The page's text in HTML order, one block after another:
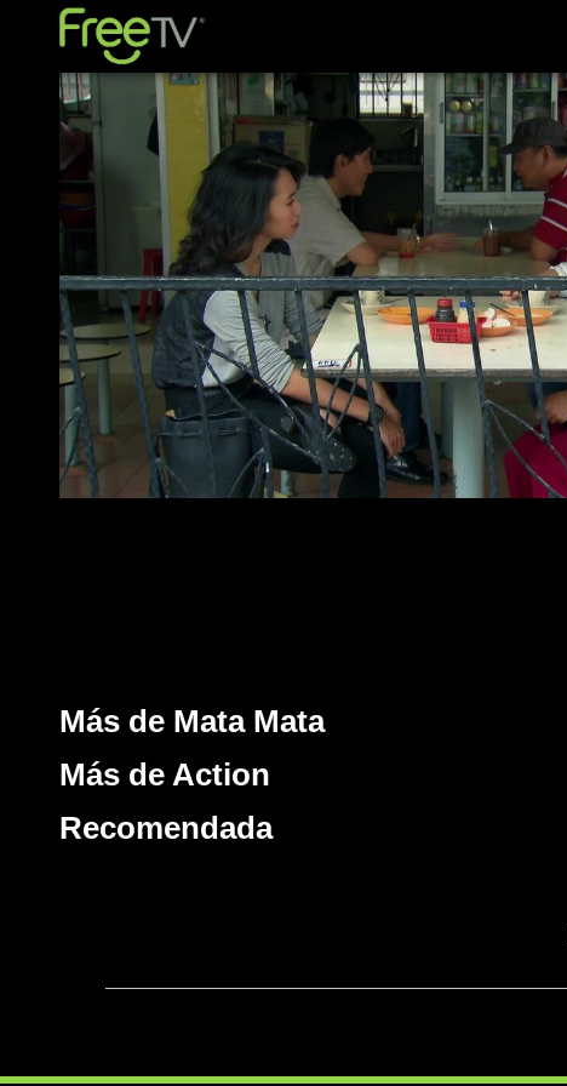
Más de Mata Mata
Más de Action
Recomendada